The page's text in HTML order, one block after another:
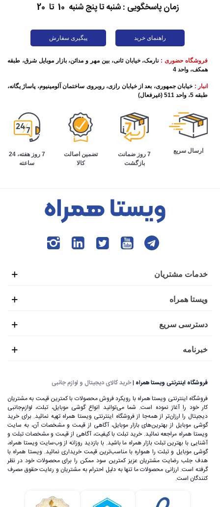
زمان پاسخگویی : شنبه تا پنج شنبه 10 تا 20
راهنمای خرید پیگیری سفارش
فروشگاه حضوری : نارمک، خیابان ثانی، بین مهر و مدائن، بازار موبایل شرق، طبقه
همکف، واحد 4
انبار : خیابان جمهوری، بعد از خیابان رازی، روبروی ساختمان آلومینیوم، پاساژ یگانه،
طبقه 5، واحد 511 (غیرفعال)
ارسال سریع
7 روز ضمانت
بازگشت
تضمین اصالت
کالا
7 روز هفته، 24
ساعته
خدمات مشتریان
ویستا همراه
دسترسی سریع
خبرنامه
فروشگاه اینترنتی ویستا همراه |خرید کالای دیجیتال و لوازم جانبی
فروشگاه اینترنتی ویستا همراه با رویکرد فروش محصولات با کمترین قیمت به مشتریان
کار خود را آغاز نموده است. شما می‌توانید انواع گوشی موبایل، تبلت، لوازم‌جانبی
دیجیتال را ارزان‌تر از همه‌جا از فروشگاه اینترنتی ویستا همراه تهیه نمائید. برای خرید
گوشی موبایل از بهترین‌های بازار موبایل، آگاهی از قیمت و مشخصات آن، به ‌سایت
ویستا همراه مراجعه نمائید. خرید تبلت با کیفیت، آگاهی از قیمت و مشخصات تبلت و
آشنایی با بهترین تبلت بازار همراه ما باشید. با بازدید روزانه از وب‌سایت ویستا همراه،
گوشی موبایل و تبلت را همواره با مناسب‌ترین قیمت خریداری نمائید. ویستا همراه با
هدف جلب رضایت مشتریان عزیز کمترین سود ممکن را برای محصولات خود در نظر
گرفته است. ارزانی محصولات ما تنها به دلیل احترام به مشتریان و رعایت حقوق مصرف
کنندگان است.